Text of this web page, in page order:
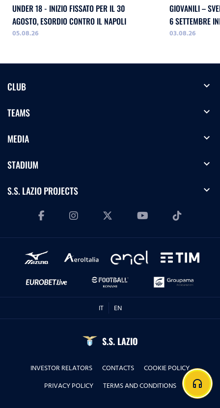
UNDER 18 - INIZIO FISSATO PER IL 30
AGOSTO, ESORDIO CONTRO IL NAPOLI
05.08.26
GIOVANILI –
03.08.26
CLUB expand_more
TEAMS expand_more
MEDIA expand_more
STADIUM expand_more
S.S. LAZIO PROJECTS expand_more
IT EN
S.S. LAZIO
INVESTOR RELATORS CONTACTS
COOKIE POLICY
PRIVACY POLICY
TERMS AND CONDITIONS headphones